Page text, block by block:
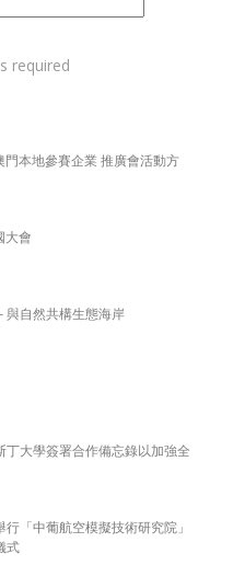
丁大學簽署合作備忘錄以加強全
「中葡航空模擬技術研究院」
式
本地參賽企業 推廣會活動方
大會
自然共構生態海岸
required